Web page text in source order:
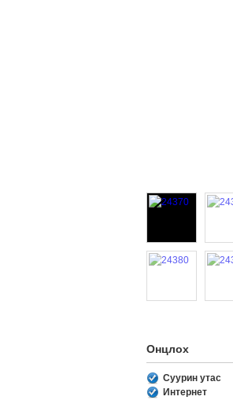
Онцлох
Суурин утас
Интернет